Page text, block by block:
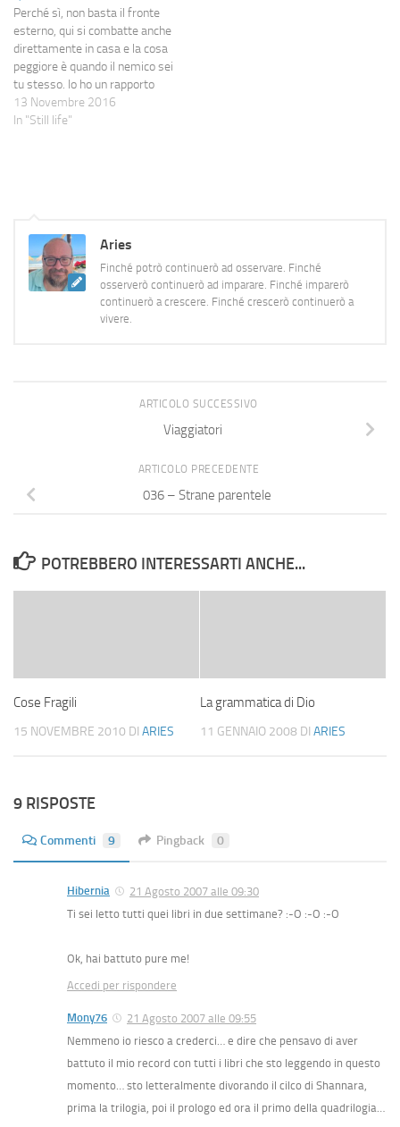
ambientata nel passato ed un
tentativo di ricostruzione
storica durante la narrazione,
legata…
Perché sì, non basta il fronte
esterno, qui si combatte anche
direttamente in casa e la cosa
peggiore è quando il nemico sei
tu stesso. Io ho un rapporto
molto particolare con l'ordine:
non sono un generatore di
13 Novembre 2016
In "Still life"
Aries
Finché potrò continuerò ad osservare. Finché
osserverò continuerò ad imparare. Finché imparerò
continuerò a crescere. Finché crescerò continuerò a
vivere.
ARTICOLO SUCCESSIVO
Viaggiatori
ARTICOLO PRECEDENTE
036 – Strane parentele
POTREBBERO INTERESSARTI ANCHE...
Cose Fragili
15 NOVEMBRE 2010 DI ARIES
La grammatica di Dio
11 GENNAIO 2008 DI ARIES
9 RISPOSTE
Commenti 9 Pingback 0
Hibernia
21 Agosto 2007 alle 09:30
Ti sei letto tutti quei libri in due settimane? :-O :-O :-O
Ok, hai battuto pure me!
Accedi per rispondere
Mony76
21 Agosto 2007 alle 09:55
Nemmeno io riesco a crederci… e dire che pensavo di aver
battuto il mio record con tutti i libri che sto leggendo in questo
momento… sto letteralmente divorando il cilco di Shannara,
prima la trilogia, poi il prologo ed ora il primo della quadrilogia…